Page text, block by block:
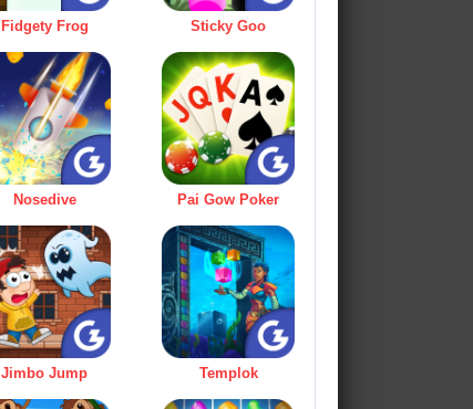
Fidgety Frog Sticky Goo
Nosedive Pai Gow Poker
Jimbo Jump Templok